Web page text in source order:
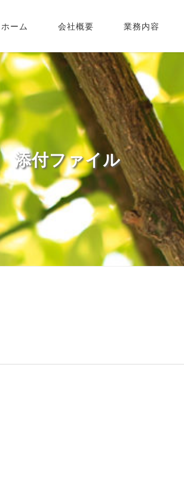
ホーム 会社概要 業務内容
添付ファイル